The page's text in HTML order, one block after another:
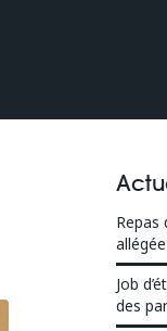
Repas
Job
des